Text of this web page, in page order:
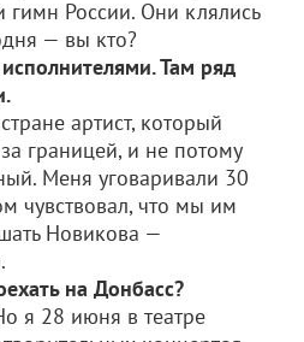
гимн России. Они клялись
— вы кто?
Там ряд
артист, который
границей, и не потому
Меня уговаривали 30
чувствовал, что мы им
Новикова —
на Донбасс?
я 28 июня в театре